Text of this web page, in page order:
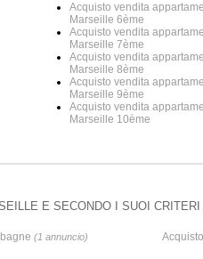
Acquisto vendita
Marseille 6ème
Acquisto vendita
Marseille 7ème
Acquisto vendita
Marseille 8ème
Acquisto vendita
Marseille 9ème
Acquisto vendita
Marseille 10ème
E SECONDO I SUOI CRITERI
(1 annuncio)